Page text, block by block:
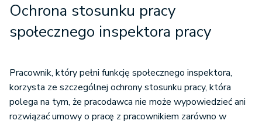
Ochrona stosunku pracy
społecznego inspektora pracy
Pracownik, który pełni funkcję społecznego inspektora,
korzysta ze szczególnej ochrony stosunku pracy, która
polega na tym, że pracodawca nie może wypowiedzieć ani
rozwiązać umowy o pracę z pracownikiem zarówno w